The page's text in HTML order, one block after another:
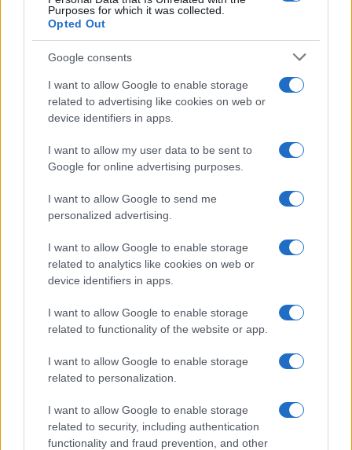
Purposes for which it was collected.
Opted Out
Google consents
I want to allow Google to enable storage
related to advertising like cookies on web or
device identifiers in apps.
I want to allow my user data to be sent to
Google for online advertising purposes.
I want to allow Google to send me
personalized advertising.
I want to allow Google to enable storage
related to analytics like cookies on web or
device identifiers in apps.
I want to allow Google to enable storage
related to functionality of the website or app.
I want to allow Google to enable storage
related to personalization.
I want to allow Google to enable storage
related to security, including authentication
functionality and fraud prevention, and other
Óriási meglepetés várta a Hapoel Tel-
Aviv szurkolóit Miskolcon